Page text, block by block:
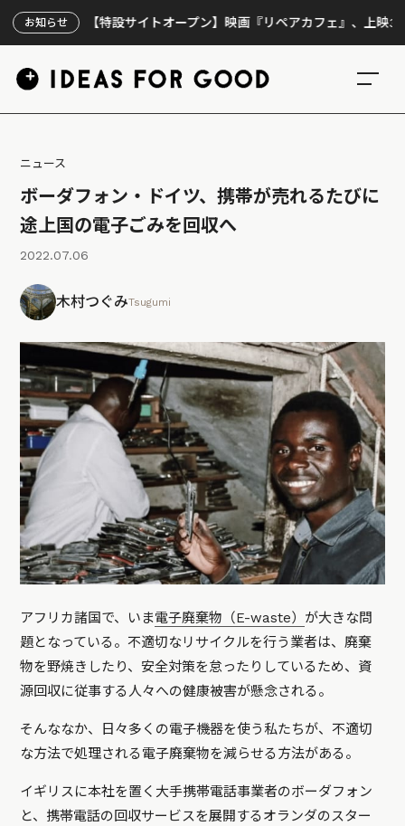
お知らせ
【特設サイトオープン】映画『リペアカフェ』、上映300回の
ニュース
ボーダフォン・ドイツ、携帯が売れるたびに
途上国の電子ごみを回収へ
2022.07.06
木村つぐみTsugumi
アフリカ諸国で、いま電子廃棄物（E-waste） が大きな問
題となっている。不適切なリサイクルを行う業者は、廃棄
物を野焼きしたり、安全対策を怠ったりしているため、資
源回収に従事する人々への健康被害が懸念される。
そんななか、日々多くの電子機器を使う私たちが、不適切
な方法で処理される電子廃棄物を減らせる方法がある。
イギリスに本社を置く大手携帯電話事業者のボーダフォン
と、携帯電話の回収サービスを展開するオランダのスター